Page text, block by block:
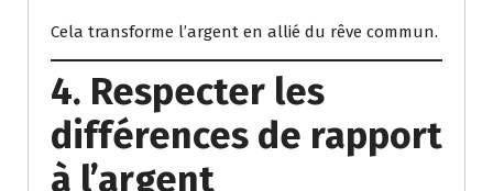
Cela transforme l’argent en allié du rêve commun.
4. Respecter les
différences de rapport
à l’argent